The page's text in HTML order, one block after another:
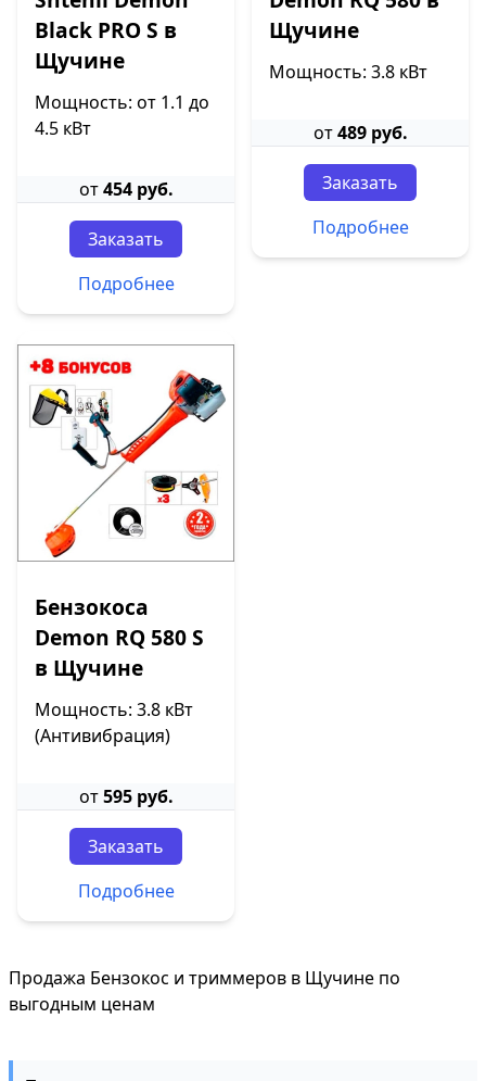
Black PRO S в
Щучине
Мощность: от 1.1 до
4.5 кВт
от454 руб.
Заказать
Подробнее
Щучине
Мощность: 3.8 кВт
от489 руб.
Заказать
Подробнее
Бензокоса
Demon RQ 580 S
в Щучине
Мощность: 3.8 кВт
(Антивибрация)
от595 руб.
Заказать
Подробнее
Продажа Бензокос и триммеров в Щучине по
выгодным ценам